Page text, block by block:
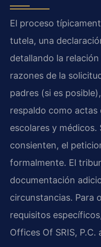
El proceso
tutela, una
detallando la
razones de la
padres (si es
respaldo como
escolares y médicos.
consienten, el
formalmente. El
documentación
circunstancias. Para
requisitos
Offices Of SRIS,